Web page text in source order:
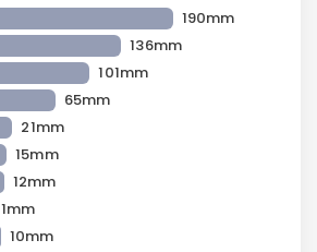
190mm
136mm
101mm
65mm
21mm
15mm
12mm
1mm
10mm